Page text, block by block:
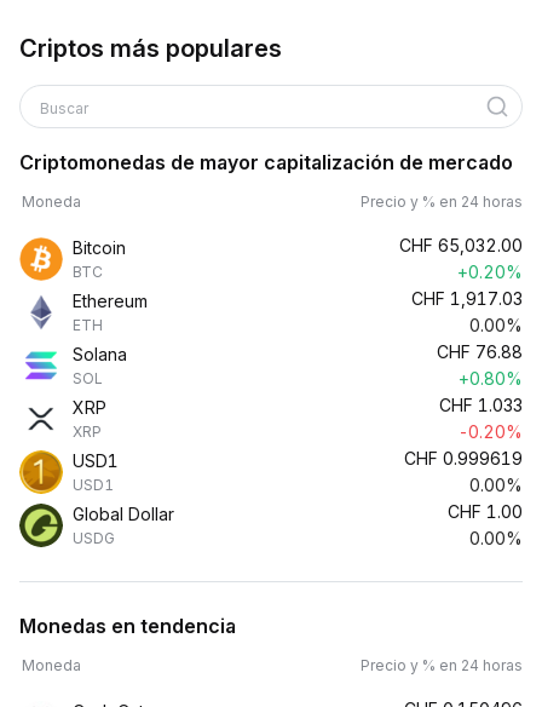
Criptos más populares
Buscar
Criptomonedas de mayor capitalización de mercado
Moneda Precio y % en 24 horas
Bitcoin
BTC
CHF 65,032.00
+0.20%
Ethereum
ETH
CHF 1,917.03
0.00%
Solana
SOL
CHF 76.88
+0.80%
XRP
XRP
CHF 1.033
-0.20%
USD1
USD1
CHF 0.999619
0.00%
Global Dollar
USDG
CHF 1.00
0.00%
Monedas en tendencia
Moneda Precio y % en 24 horas